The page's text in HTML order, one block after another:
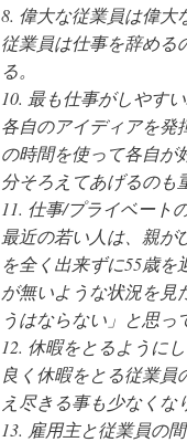
8. 偉大な従業員は偉大
従業員は仕事を辞める
る。
10. 最も仕事がしやす
各自のアイディアを発
の時間を使って各自が
分そろえてあげるのも
11. 仕事/プライベート
最近の若い人は、親が
を全く出来ずに55歳
が無いような状況を見
うはならない」と思っ
12. 休暇をとるように
良く休暇をとる従業
え尽きる事も少なくな
13. 雇用主と従業員の